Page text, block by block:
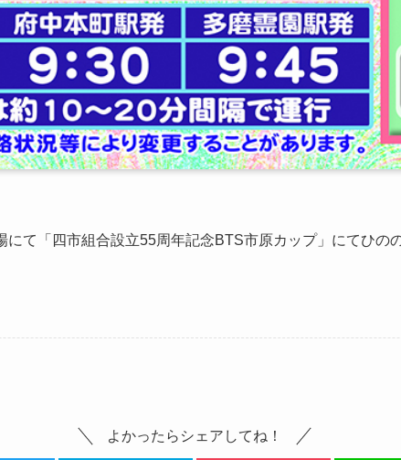
にて「四市組合設立55周年記念BTS市原カップ」にてひの
よかったらシェアしてね！